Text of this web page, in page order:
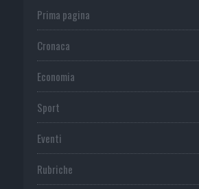
Prima pagina
Cronaca
Economia
Sport
Eventi
Rubriche